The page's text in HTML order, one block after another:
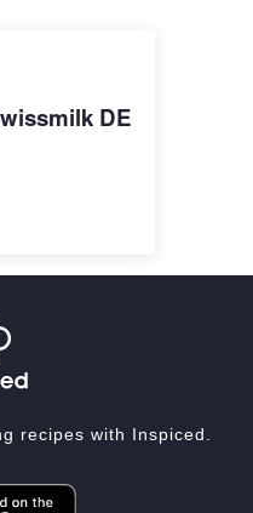
DE
recipes with Inspiced.